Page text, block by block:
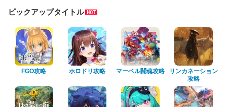
ピックアップタイトル
FGO攻略 ホロドリ攻略 マーベル闘魂攻略
リンカネーション
攻略